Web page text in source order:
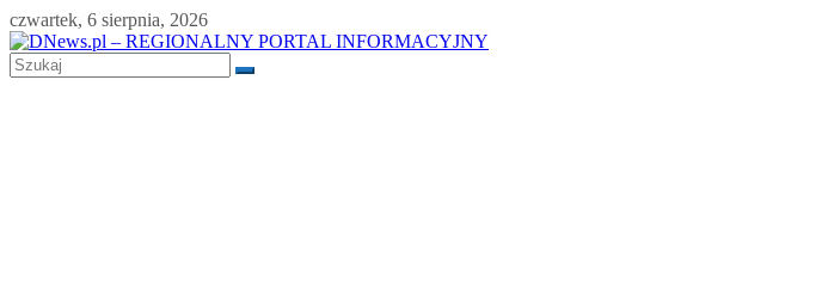
Skip
to
content
czwartek, 6 sierpnia, 2026